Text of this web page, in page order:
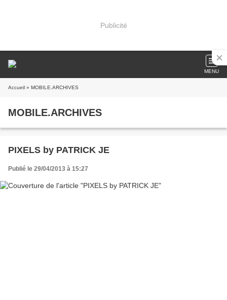
Publicité
MENU
Accueil » MOBILE.ARCHIVES
MOBILE.ARCHIVES
PIXELS by PATRICK JE
Publié le 29/04/2013 à 15:27